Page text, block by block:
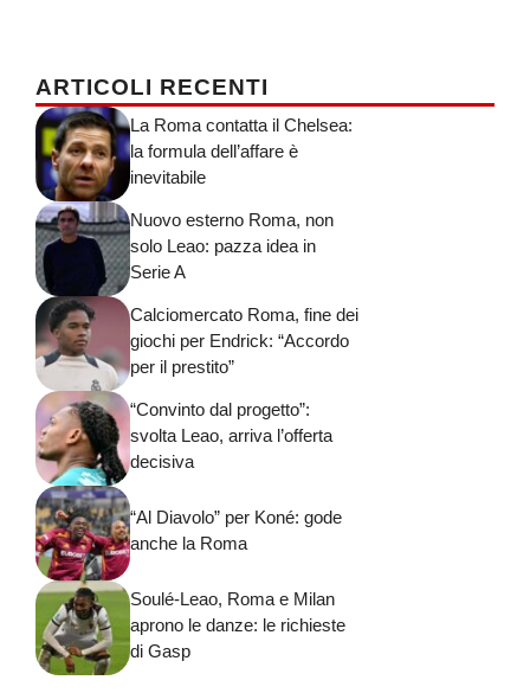
ARTICOLI RECENTI
La Roma contatta il Chelsea:
la formula dell’affare è
inevitabile
Nuovo esterno Roma, non
solo Leao: pazza idea in
Serie A
Calciomercato Roma, fine dei
giochi per Endrick: “Accordo
per il prestito”
“Convinto dal progetto”:
svolta Leao, arriva l’offerta
decisiva
“Al Diavolo” per Koné: gode
anche la Roma
Soulé-Leao, Roma e Milan
aprono le danze: le richieste
di Gasp